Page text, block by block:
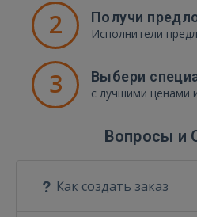
2 Получи
Исполнители
3 Выбери
с лучшими ценами
Вопросы и
Как создать заказ